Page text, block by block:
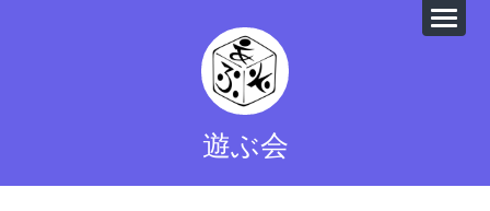
遊ぶ会